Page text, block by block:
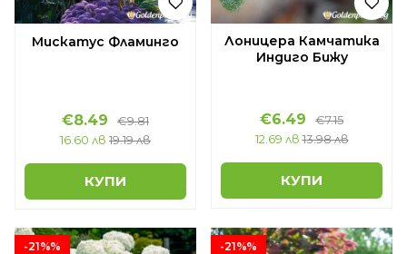
Мискатус Фламинго
€8.49
€9.81
16.60 лв 19.19 лв
КУПИ
Лоницера Камчатика
Индиго Бижу
€6.49
€7.15
12.69 лв 13.98 лв
КУПИ
-21%% -21%%